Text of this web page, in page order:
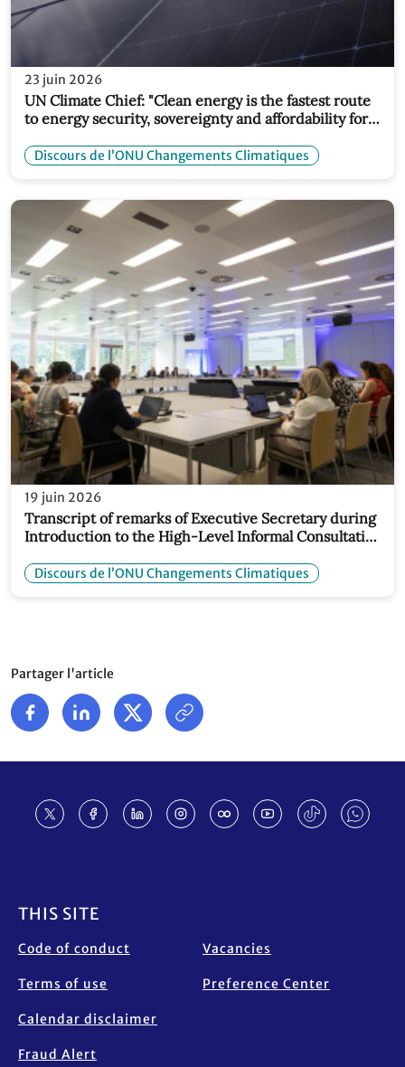
23 juin 2026
UN Climate Chief: "Clean energy is the fastest route
to energy security, sovereignty and affordability for
Discours de l’ONU Changements Climatiques
19 juin 2026
Transcript of remarks of Executive Secretary during
Introduction to the High-Level Informal Consultative
Discours de l’ONU Changements Climatiques
Partager l'article
THIS SITE
Code of conduct
Terms of use
Calendar disclaimer
Fraud Alert
Vacancies
Preference Center